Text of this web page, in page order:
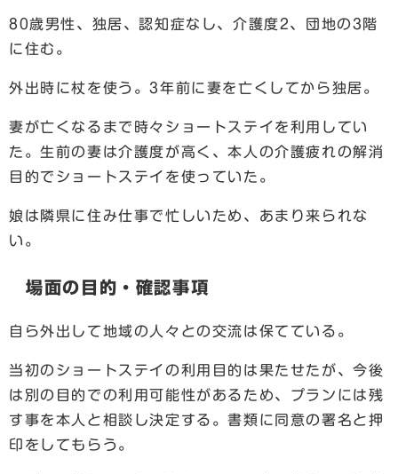
80歳男性、独居、認知症なし、介護度2、団地の3階
に住む。
外出時に杖を使う。3年前に妻を亡くしてから独居。
妻が亡くなるまで時々ショートステイを利用してい
た。生前の妻は介護度が高く、本人の介護疲れの解消
目的でショートステイを使っていた。
娘は隣県に住み仕事で忙しいため、あまり来られな
い。
場面の目的・確認事項
自ら外出して地域の人々との交流は保てている。
当初のショートステイの利用目的は果たせたが、今後
は別の目的での利用可能性があるため、プランには残
す事を本人と相談し決定する。書類に同意の署名と押
印をしてもらう。